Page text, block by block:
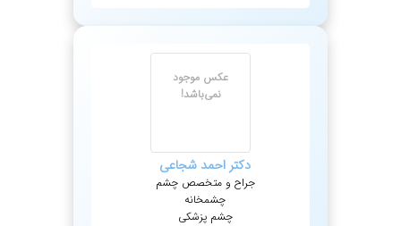
عکس موجود
نمی‌باشد!
دکتراحمدشجاعی
جراح و متخصص چشم
چشمخانه
چشم پزشکی